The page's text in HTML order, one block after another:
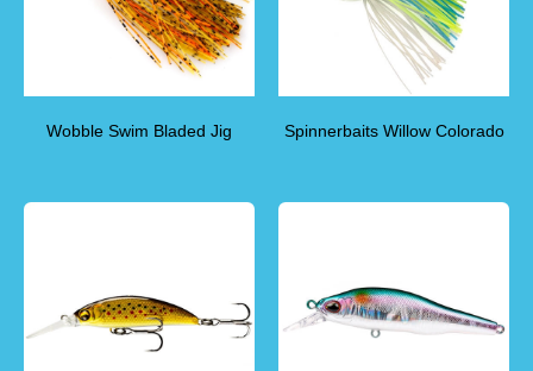
Wobble Swim Bladed Jig Spinnerbaits Willow Colorado